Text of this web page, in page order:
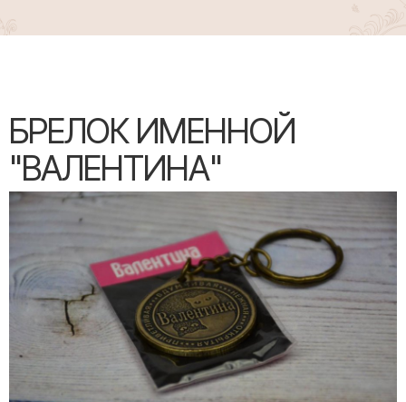
БРЕЛОК ИМЕННОЙ
"ВАЛЕНТИНА"